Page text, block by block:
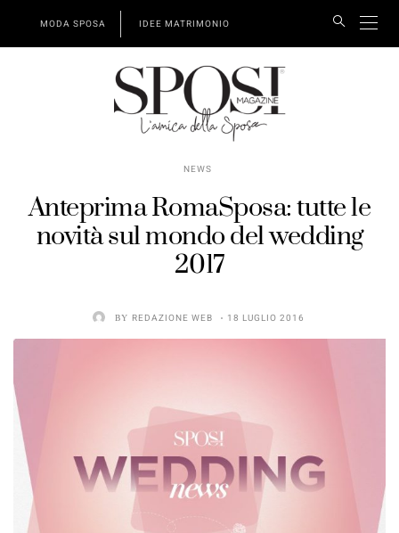
MODA SPOSA IDEE MATRIMONIO
NEWS
Anteprima RomaSposa: tutte le
novità sul mondo del wedding
2017
BY REDAZIONE WEB 18 LUGLIO 2016